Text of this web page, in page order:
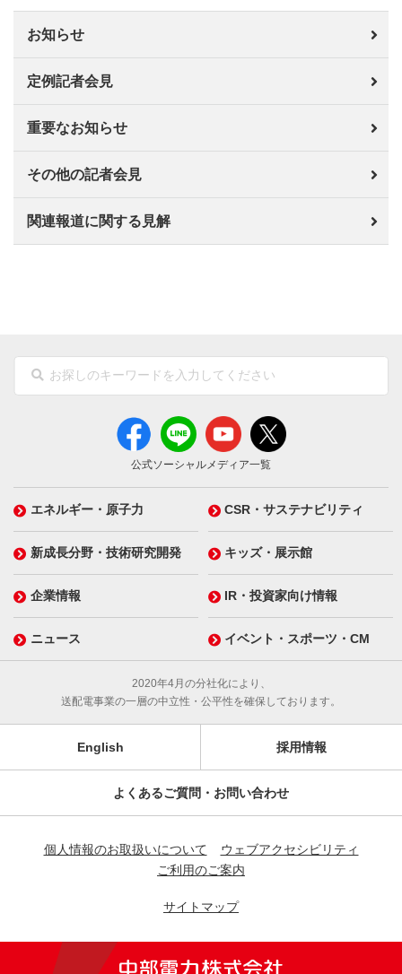
お知らせ
定例記者会見
重要なお知らせ
その他の記者会見
関連報道に関する見解
公式ソーシャルメディア一覧
エネルギー・原子力 CSR・サステナビリティ
新成長分野・技術研究開発 キッズ・展示館
企業情報 IR・投資家向け情報
ニュース イベント・スポーツ・CM
2020年4月の分社化により、
送配電事業の一層の中立性・公平性を確保しております。
English 採用情報
よくあるご質問・お問い合わせ
個人情報のお取扱いについて
ウェブアクセシビリティ
ご利用のご案内
サイトマップ